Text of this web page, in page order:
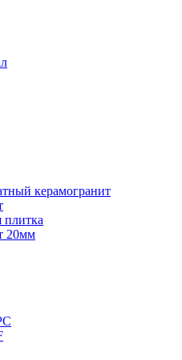
керамогранит
плитка
20мм